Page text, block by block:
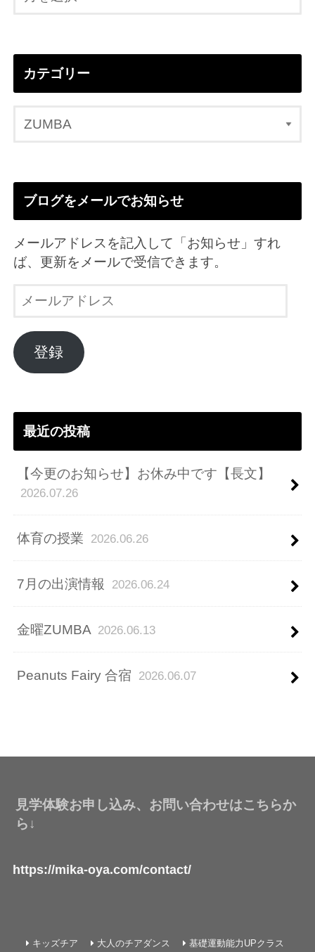
カテゴリー
ブログをメールでお知らせ
メールアドレスを記入して「お知らせ」すれ
ば、更新をメールで受信できます。
ル
ア
ド
登録
最近の投稿
【今更のお知らせ】お休み中です【長文】
2026.07.26
体育の授業 2026.06.26
7月の出演情報 2026.06.24
金曜ZUMBA 2026.06.13
Peanuts Fairy 合宿 2026.06.07
見学体験お申し込み、お問い合わせはこちらか
ら↓
https://mika-oya.com/contact/
キッズチア 大人のチアダンス 基礎運動能力UPクラス